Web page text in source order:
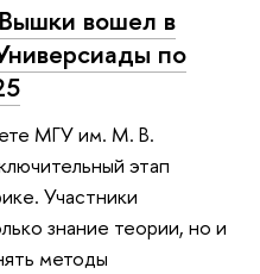
вошел в
по
МГУ им. М. В.
этап
Участники
знание теории, но и
методы